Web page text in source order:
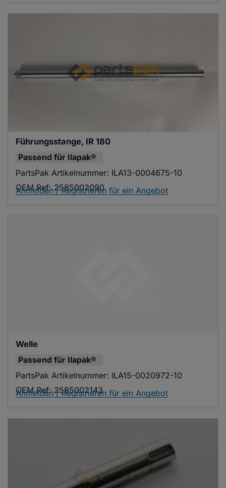
Führungsstange, IR 180
Passend für Ilapak®
PartsPak Artikelnummer: ILA13-0004675-10
OEM Ref: 2585002090
Anmelden / Registrieren für ein Angebot
Welle
Passend für Ilapak®
PartsPak Artikelnummer: ILA15-0020972-10
OEM Ref: 2585002143
Anmelden / Registrieren für ein Angebot